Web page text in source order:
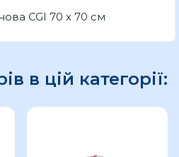
CGI 70 x 70 см
в цій категорії: